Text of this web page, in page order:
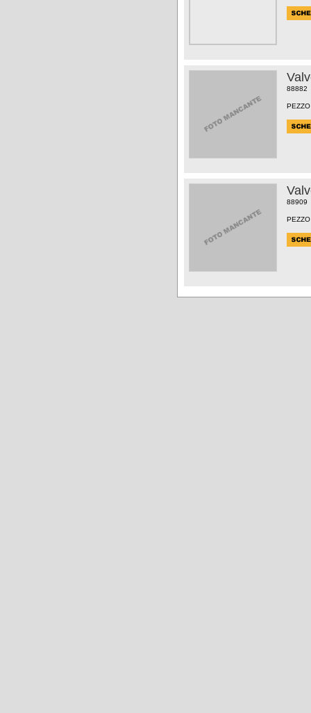
88882
88909